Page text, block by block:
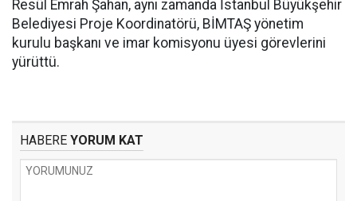
Resül Emrah Şahan, aynı zamanda İstanbul Büyükşehir
Belediyesi Proje Koordinatörü, BİMTAŞ yönetim
kurulu başkanı ve imar komisyonu üyesi görevlerini
yürüttü.
HABERE YORUM KAT